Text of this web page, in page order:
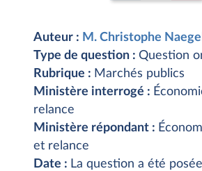
Auteur : M. Christophe
Type de question : Question
Rubrique : Marchés publics
Ministère interrogé :
relance
Ministère répondant :
et relance
Date : La question a été